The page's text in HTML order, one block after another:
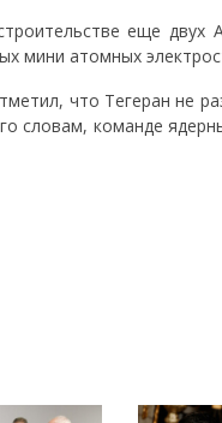
еще
мини атомных
что Тегеран не
словам, команде